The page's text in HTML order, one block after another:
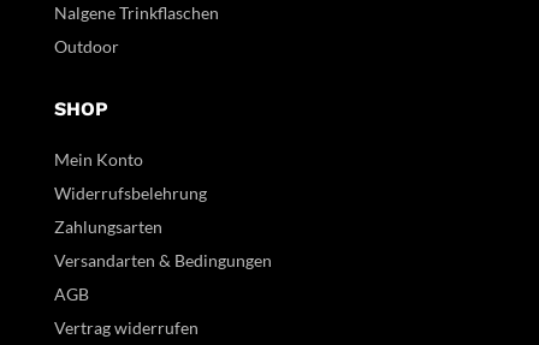
Nalgene Trinkflaschen
Outdoor
SHOP
Mein Konto
Widerrufsbelehrung
Zahlungsarten
Versandarten & Bedingungen
AGB
Vertrag widerrufen